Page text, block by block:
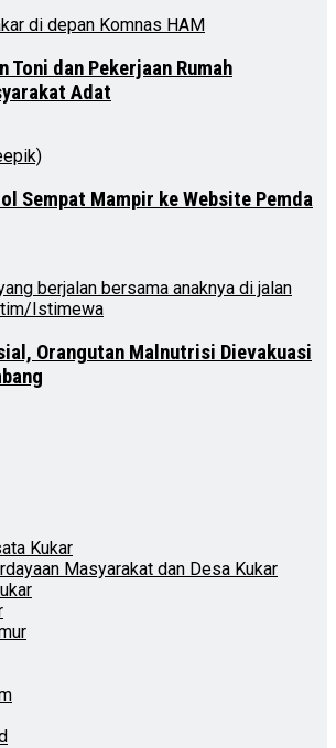
Toni dan Pekerjaan Rumah
Adat
Sempat Mampir ke Website Pemda
Orangutan Malnutrisi Dievakuasi
Kukar
Masyarakat dan Desa Kukar